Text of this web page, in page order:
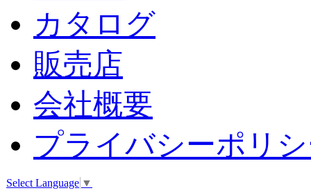
カタログ
販売店
会社概要
プライバシーポリ
Select Language ▼